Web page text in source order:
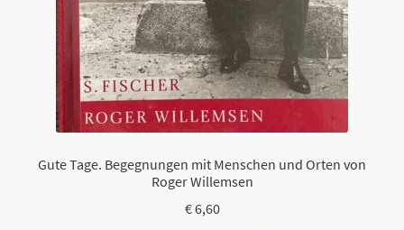
Gute Tage. Begegnungen mit Menschen und Orten von
Roger Willemsen
€6,60